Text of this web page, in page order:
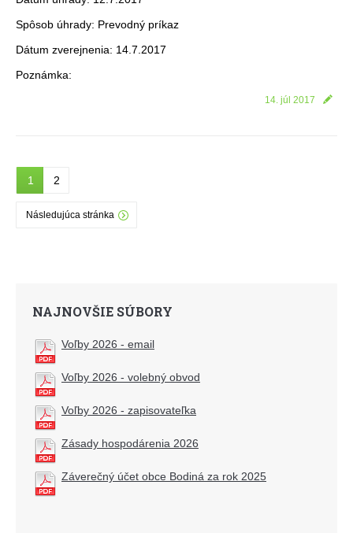
Spôsob úhrady: Prevodný príkaz
Dátum zverejnenia: 14.7.2017
Poznámka:
14. júl 2017
1 2
Následujúca stránka
NAJNOVŠIE SÚBORY
Voľby 2026 - email
Voľby 2026 - volebný obvod
Voľby 2026 - zapisovateľka
Zásady hospodárenia 2026
Záverečný účet obce Bodiná za rok 2025